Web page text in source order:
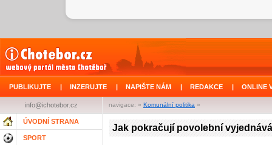
PUBLIKUJTE | INZERUJTE | NAPIŠTE NÁM | REDAKCE | ONLINE
navigace: » Komunální politika »
info@ichotebor.cz
ÚVODNÍ STRANA
SPORT
Jak pokračují povolební